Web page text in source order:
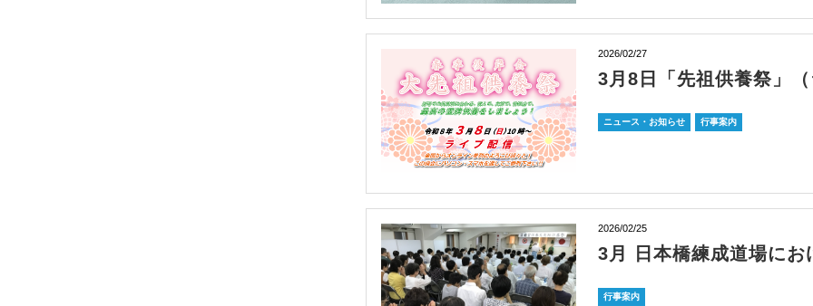
2026/02/27
3月8日「先祖供養祭」（
ニュース・お知らせ 行事案内
2026/02/25
3月 日本橋練成道場にお
行事案内